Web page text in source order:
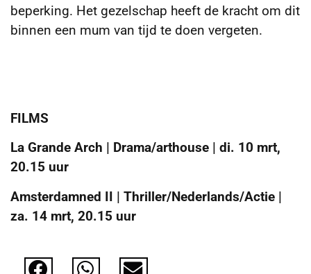
beperking. Het gezelschap heeft de kracht om dit
binnen een mum van tijd te doen vergeten.
FILMS
La Grande Arch | Drama/arthouse | di. 10 mrt,
20.15 uur
Amsterdamned II | Thriller/Nederlands/Actie |
za. 14 mrt, 20.15 uur